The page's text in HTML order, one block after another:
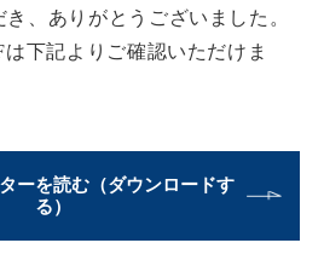
、ありがとうございました。
下記よりご確認いただけま
ーを読む（ダウンロードす
る）